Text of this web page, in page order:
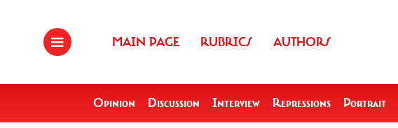
MAIN PAGE RUBRICS AUTHORS
Opinion Discussion Interview Repressions Portrait